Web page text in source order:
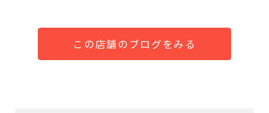
この店舗のブログをみる